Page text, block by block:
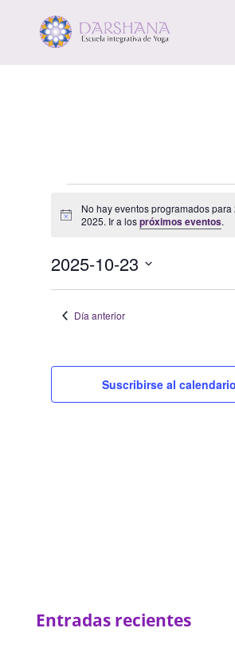
Eventos
en
octubre,
2025
Aviso
No hay eventos programados para
2025. Ir a lospróximos eventos.
2025-10-23
fecha.Día anterior
Suscribirse al calendario
Entradas recientes